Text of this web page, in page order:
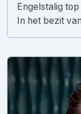
Engelstalig
In het bezit